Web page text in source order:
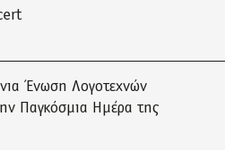
Ένωση Λογοτεχνών
Παγκόσμια Ημέρα της